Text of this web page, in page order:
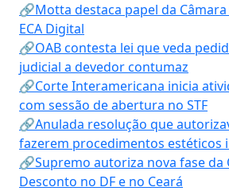
🔗Motta destaca papel da
ECA Digital
🔗OAB contesta lei que veda
judicial a devedor contumaz
🔗Corte Interamericana inicia
com sessão de abertura no STF
🔗Anulada resolução que
fazerem procedimentos estéticos
🔗Supremo autoriza nova fase da
Desconto no DF e no Ceará